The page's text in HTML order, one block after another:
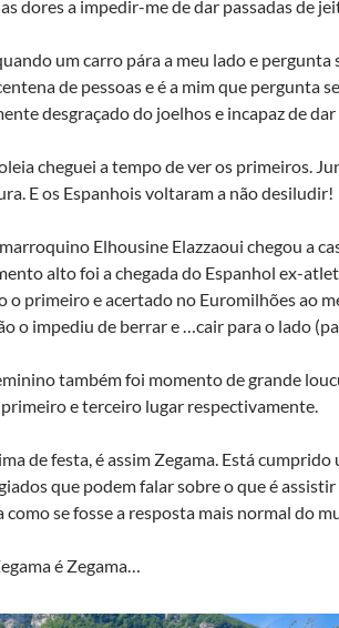
dores a impedir-me de dar passadas de
um carro pára a meu lado e
de pessoas e é a mim que pergunta
desgraçado do joelhos e incapaz de dar
cheguei a tempo de ver os primeiros.
E os Espanhois voltaram a não desiludir!
Elhousine Elazzaoui chegou a
alto foi a chegada do Espanhol ex-
o primeiro e acertado no Euromilhões ao
o impediu de berrar e …cair para o lado
também foi momento de grande
e terceiro lugar respectivamente.
de festa, é assim Zegama. Está
que podem falar sobre o que é
como se fosse a resposta mais normal do
é Zegama…